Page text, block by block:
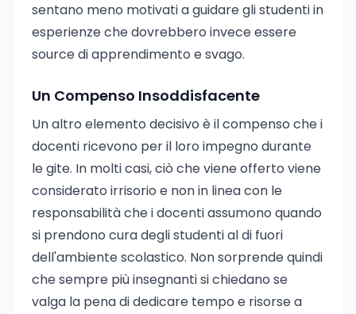
sentano meno motivati a guidare gli studenti in
esperienze che dovrebbero invece essere
source di apprendimento e svago.
Un Compenso Insoddisfacente
Un altro elemento decisivo è il compenso che i
docenti ricevono per il loro impegno durante
le gite. In molti casi, ciò che viene offerto viene
considerato irrisorio e non in linea con le
responsabilità che i docenti assumono quando
si prendono cura degli studenti al di fuori
dell'ambiente scolastico. Non sorprende quindi
che sempre più insegnanti si chiedano se
valga la pena di dedicare tempo e risorse a